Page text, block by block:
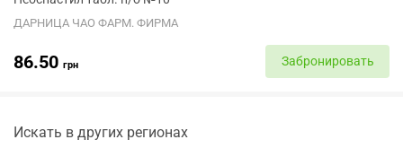
ДАРНИЦА ЧАО ФАРМ. ФИРМА
86.50 грн Забронировать
Искать в других регионах